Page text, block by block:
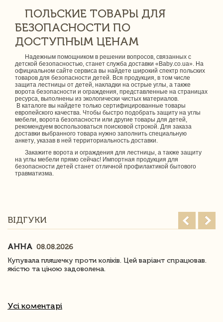
ПОЛЬСКИЕ ТОВАРЫ ДЛЯ
БЕЗОПАСНОСТИ ПО
ДОСТУПНЫМ ЦЕНАМ
Надежным помощником в решении вопросов, связанных с
детской безопасностью, станет служба доставки «Baby.co.ua». На
официальном сайте сервиса вы найдете широкий спектр польских
товаров для безопасности детей. Вся продукция, в том числе
защита лестницы от детей, накладки на острые углы, а также
ворота безопасности и ограждения, представленные на страницах
ресурса, выполнены из экологически чистых материалов.
В каталоге вы найдете только сертифицированные товары
европейского качества. Чтобы быстро подобрать защиту на углы
мебели, ворота безопасности или другие товары для детей,
рекомендуем воспользоваться поисковой строкой. Для заказа
доставки выбранного товара нужно заполнить специальную
анкету, указав в ней территориальность доставки.
Закажите ворота и ограждения для лестницы, а также защиту
на углы мебели прямо сейчас! Импортная продукция для
безопасности детей станет отличной профилактикой бытового
травматизма.
ВІДГУКИ
АННА 08.08.2026
Купувала пляшечку проти коліків. Цей варіант спрацював.
якістю та ціною задоволена.
Усі коментарі